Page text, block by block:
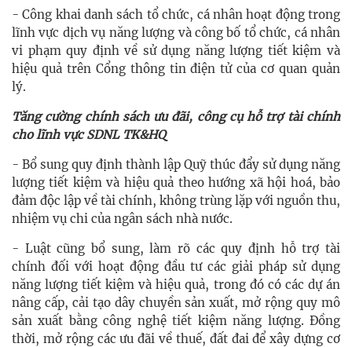
- Công khai danh sách tổ chức, cá nhân hoạt động trong
lĩnh vực dịch vụ năng lượng và công bố tổ chức, cá nhân
vi phạm quy định về sử dụng năng lượng tiết kiệm và
hiệu quả trên Cổng thông tin điện tử của cơ quan quản
lý.
Tăng cường chính sách ưu đãi, công cụ hỗ trợ tài chính
cho lĩnh vực SDNL TK&HQ
- Bổ sung quy định thành lập Quỹ thúc đẩy sử dụng năng
lượng tiết kiệm và hiệu quả theo hướng xã hội hoá, bảo
đảm độc lập về tài chính, không trùng lặp với nguồn thu,
nhiệm vụ chi của ngân sách nhà nước.
- Luật cũng bổ sung, làm rõ các quy định hỗ trợ tài
chính đối với hoạt động đầu tư các giải pháp sử dụng
năng lượng tiết kiệm và hiệu quả, trong đó có các dự án
nâng cấp, cải tạo dây chuyền sản xuất, mở rộng quy mô
sản xuất bằng công nghệ tiết kiệm năng lượng. Đồng
thời, mở rộng các ưu đãi về thuế, đất đai để xây dựng cơ